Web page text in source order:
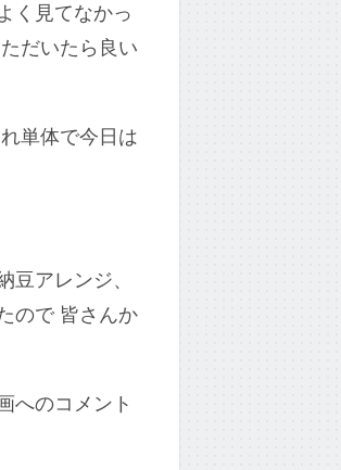
く見てなかっ
だいたら良い
単体で今日は
アレンジ、
ので 皆さんか
へのコメント